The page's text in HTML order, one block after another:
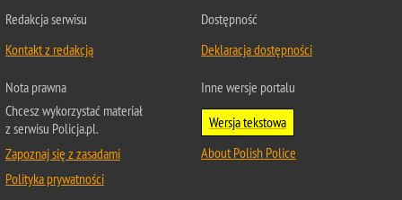
Redakcja serwisu
Kontakt z redakcją
Dostępność
Deklaracja dostępności
Nota prawna
Chcesz wykorzystać materiał
z serwisu Policja.pl.
Zapoznaj się z zasadami
Polityka prywatności
Inne wersje portalu
Wersja tekstowa
About Polish Police